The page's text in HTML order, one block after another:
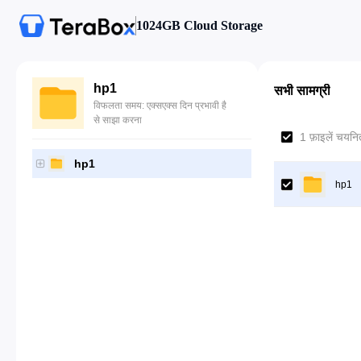
1024GB Cloud Storage
hp1
विफलता समय: एक्सएक्स दिन प्रभावी है
से साझा करना
hp1
सभी सामग्री
1 फ़ाइलें
hp1